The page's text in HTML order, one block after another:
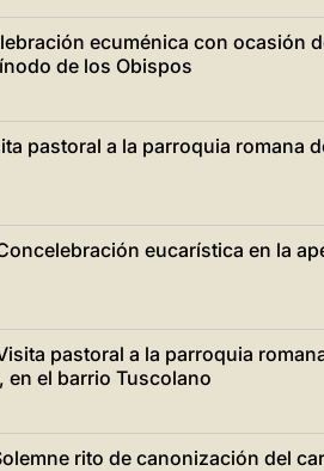
ecuménica con ocasión
de los Obispos
pastoral a la parroquia romana
eucarística en la
pastoral a la parroquia
en el barrio Tuscolano
rito de canonización del